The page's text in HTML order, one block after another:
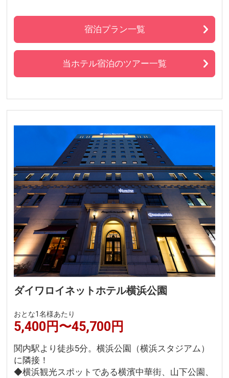
宿泊プラン一覧
当ホテル宿泊のツアー一覧
ダイワロイネットホテル横浜公園
おとな1名様あたり
5,400円〜45,700円
関内駅より徒歩5分。横浜公園（横浜スタジアム）
に隣接！
◆横浜観光スポットである横濱中華街、山下公園、